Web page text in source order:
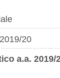
20
a.a. 2019/